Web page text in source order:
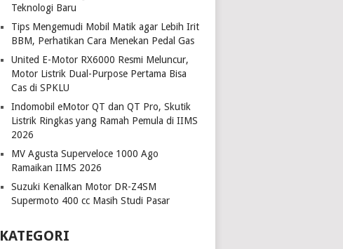
Teknologi Baru
Tips Mengemudi Mobil Matik agar Lebih Irit
BBM, Perhatikan Cara Menekan Pedal Gas
United E-Motor RX6000 Resmi Meluncur,
Motor Listrik Dual-Purpose Pertama Bisa
Cas di SPKLU
Indomobil eMotor QT dan QT Pro, Skutik
Listrik Ringkas yang Ramah Pemula di IIMS
2026
MV Agusta Superveloce 1000 Ago
Ramaikan IIMS 2026
Suzuki Kenalkan Motor DR-Z4SM
Supermoto 400 cc Masih Studi Pasar
KATEGORI